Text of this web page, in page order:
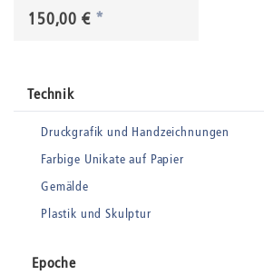
150,00 € *
Technik
Druckgrafik und Handzeichnungen
Farbige Unikate auf Papier
Gemälde
Plastik und Skulptur
Epoche